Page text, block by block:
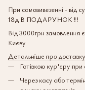
При самовивезенні - від
18д В ПОДАРУНОК !!!
Від 3000грн замовлення
Києву
Детальніше про доставку
Готівкою кур'єру при
Через касу або